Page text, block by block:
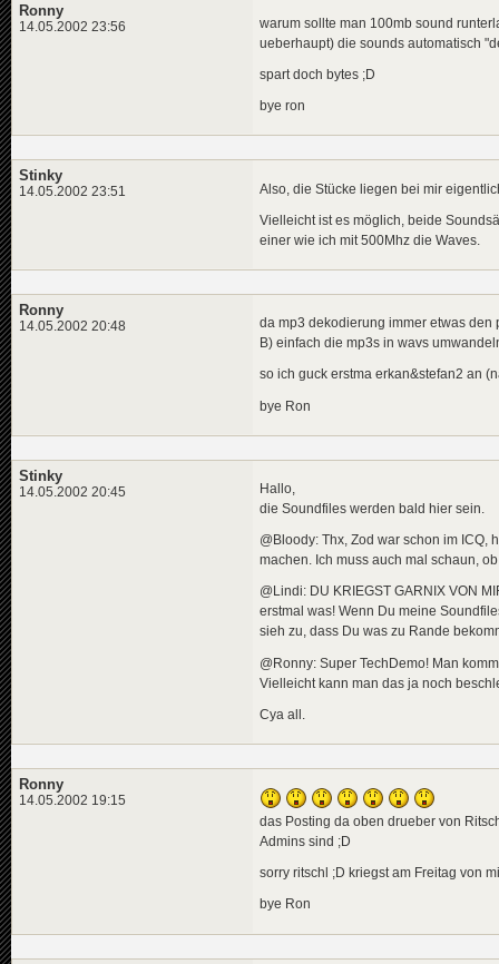
Ronny
14.05.2002 23:56
warum sollte man 100mb sound
ueberhaupt) die sounds automatisch
spart doch bytes ;D
bye ron
Stinky
14.05.2002 23:51 Also, die Stücke liegen bei mir
Vielleicht ist es möglich, beide
einer wie ich mit 500Mhz die Waves.
Ronny
14.05.2002 20:48
da mp3 dekodierung immer etwas
B) einfach die mp3s in wavs
so ich guck erstma erkan&stefan2 an
bye Ron
Stinky
14.05.2002 20:45
Hallo,
die Soundfiles werden bald hier sein.
@Bloody: Thx, Zod war schon im ICQ,
machen. Ich muss auch mal schaun,
@Lindi: DU KRIEGST GARNIX VON
erstmal was! Wenn Du meine
sieh zu, dass Du was zu Rande
@Ronny: Super TechDemo! Man
Vielleicht kann man das ja noch
Cya all.
Ronny
14.05.2002 19:15
das Posting da oben drueber von
Admins sind ;D
sorry ritschl ;D kriegst am Freitag von
bye Ron